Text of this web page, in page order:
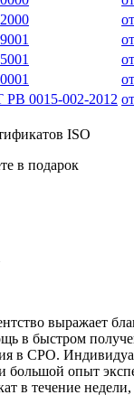
0015-002-2012
ISO
в подарок
выражает
в быстром
в СРО.
большой опыт
в течение